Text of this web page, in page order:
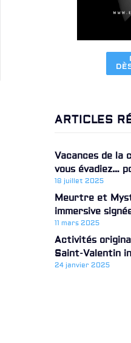
ARTICLES
Vacances de la
vous évadiez…
18 juillet 2025
Meurtre et
immersive
11 mars 2025
Activités
Saint-Valentin
24 janvier 2025